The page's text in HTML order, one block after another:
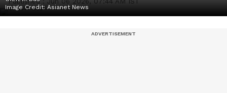
Image Credit: Asianet News